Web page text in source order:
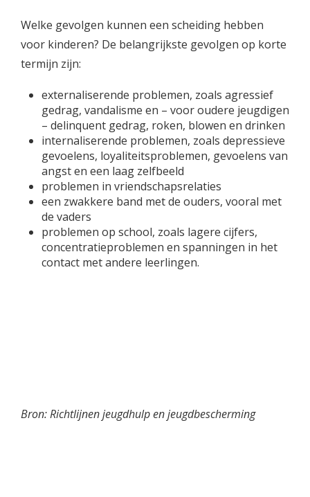
Welke gevolgen kunnen een scheiding hebben
voor kinderen? De belangrijkste gevolgen op korte
termijn zijn:
externaliserende problemen, zoals agressief
gedrag, vandalisme en – voor oudere jeugdigen
– delinquent gedrag, roken, blowen en drinken
internaliserende problemen, zoals depressieve
gevoelens, loyaliteitsproblemen, gevoelens van
angst en een laag zelfbeeld
problemen in vriendschapsrelaties
een zwakkere band met de ouders, vooral met
de vaders
problemen op school, zoals lagere cijfers,
concentratieproblemen en spanningen in het
contact met andere leerlingen.
Bron: Richtlijnen jeugdhulp en jeugdbescherming